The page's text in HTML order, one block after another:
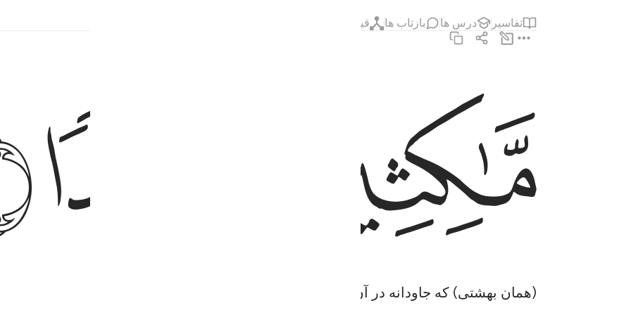
تفاسیر درس ها بازتاب ها قیراط
مَّـٰكِثِينَ فِيهِ أَبَدًۭا ٣
ﳊ ﳌ
(همان بهشتی) که جاودانه در آن خواهند ماند.